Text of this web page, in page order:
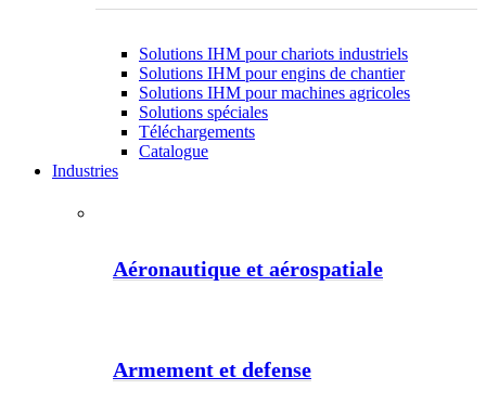
Solutions IHM pour chariots industriels
Solutions IHM pour engins de chantier
Solutions IHM pour machines agricoles
Solutions spéciales
Téléchargements
Catalogue
Industries
Aéronautique et aérospatiale
Armement et defense